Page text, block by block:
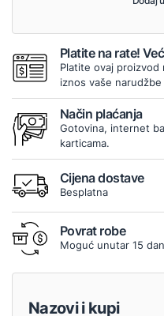
Platite na rate!
Platite ovaj
iznos vaše
Način plaćanja
Gotovina, internet
karticama.
Cijena dostave
Besplatna
Povrat robe
Moguć unutar 15
Nazovi i kupi